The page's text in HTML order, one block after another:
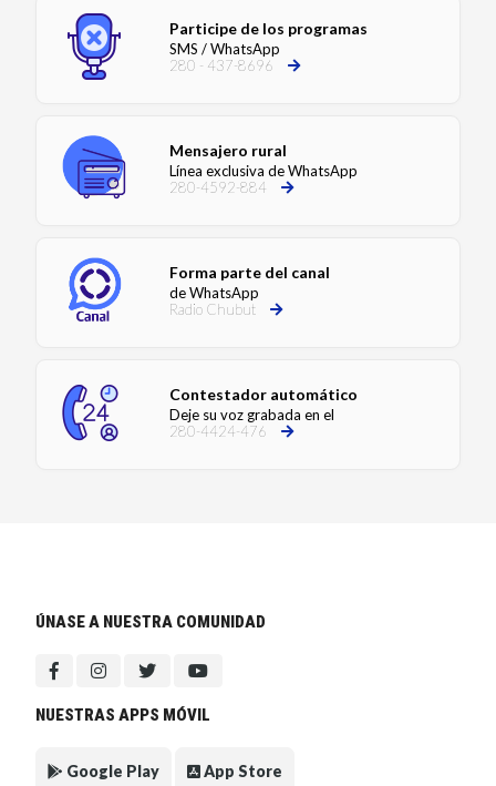
Participe de los programas
SMS / WhatsApp
280 - 437-8696
Mensajero rural
Línea exclusiva de WhatsApp
280-4592-884
Forma parte del canal
de WhatsApp
Radio Chubut
Contestador automático
Deje su voz grabada en el
280-4424-476
ÚNASE A NUESTRA COMUNIDAD
NUESTRAS APPS MÓVIL
Google Play App Store